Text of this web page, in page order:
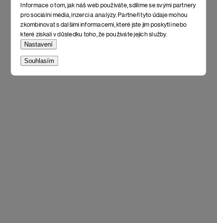
Informace o tom, jak náš web používáte, sdílíme se svými partnery
pro sociální média, inzerci a analýzy. Partneři tyto údaje mohou
zkombinovat s dalšími informacemi, které jste jim poskytli nebo
které získali v důsledku toho, že používáte jejich služby.
Nastavení
Souhlasím